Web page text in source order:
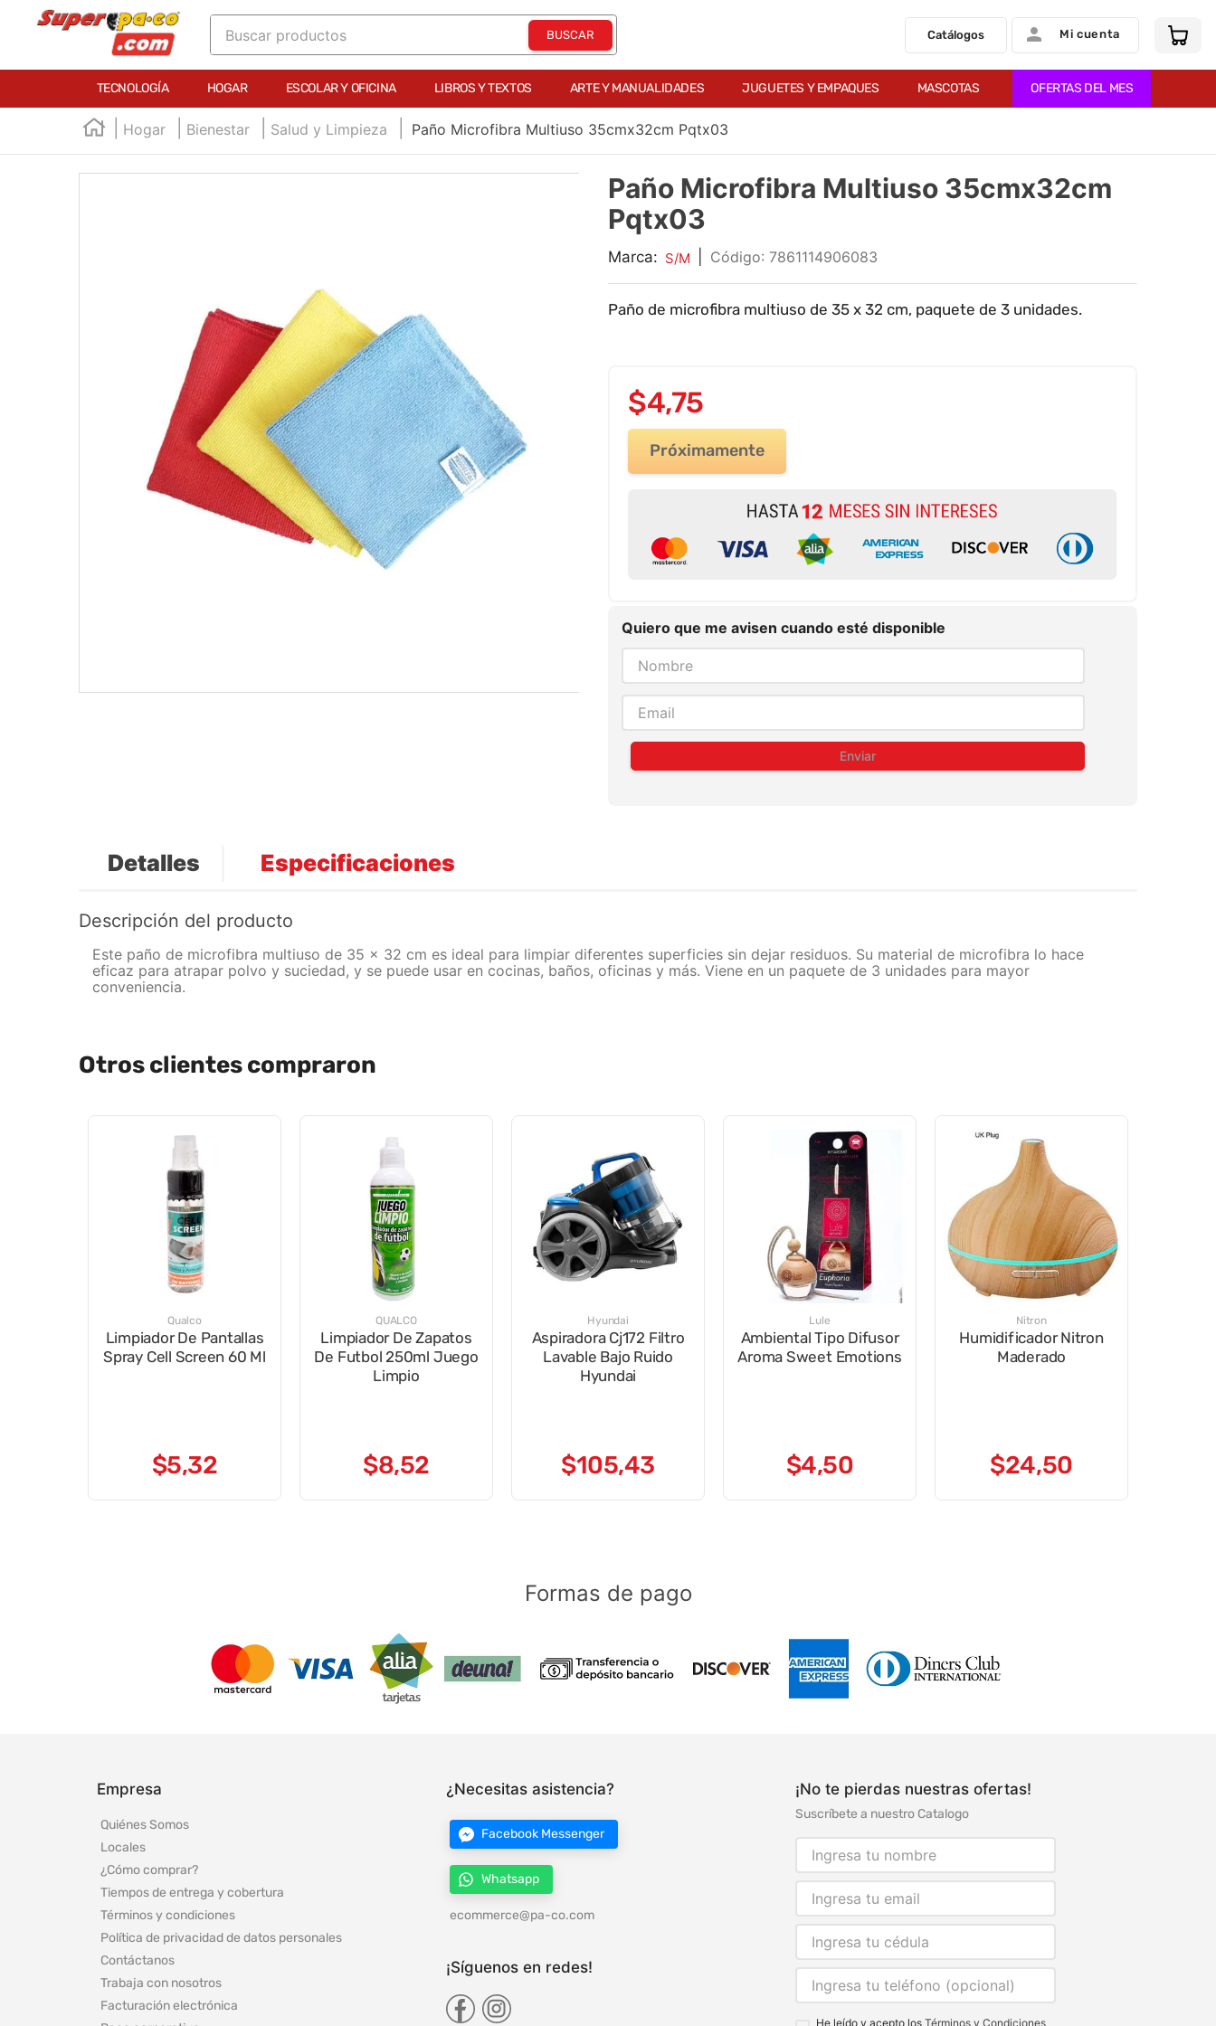
Buscar productos
Catálogos Mi cuenta
TECNOLOGÍA HOGAR ESCOLAR Y OFICINA LIBROS Y TEXTOS ARTE Y MANUALIDADES JUGUETES Y EMPAQUES MASCOTAS OFERTAS DEL MES
Hogar Bienestar Salud y Limpieza Paño Microfibra Multiuso 35cmx32cm Pqtx03
Paño Microfibra Multiuso 35cmx32cm
Pqtx03
Marca: S/M : 7861114906083
Paño de microfibra multiuso de 35 x 32 cm, paquete de 3 unidades.
$4,75
Próximamente
Quiero que me avisen cuando esté disponible
Enviar
Detalles Especificaciones
Descripción del producto
Este paño de microfibra multiuso de 35 x 32 cm es ideal para limpiar diferentes superficies sin dejar residuos. Su material de microfibra lo hace
eficaz para atrapar polvo y suciedad, y se puede usar en cocinas, baños, oficinas y más. Viene en un paquete de 3 unidades para mayor
conveniencia.
Otros clientes compraron
Qualco
Limpiador De Pantallas
Spray Cell Screen 60 Ml
$5,32
QUALCO
Limpiador De Zapatos
De Futbol 250ml Juego
Limpio
$8,52
Hyundai
Aspiradora Cj172 Filtro
Lavable Bajo Ruido
Hyundai
$105,43
Lule
Ambiental Tipo Difusor
Aroma Sweet Emotions
$4,50
Nitron
Humidificador Nitron
Maderado
$24,50
Formas de pago
Empresa
Quiénes Somos
Locales
¿Cómo comprar?
Tiempos de entrega y cobertura
Términos y condiciones
Política de privacidad de datos personales
Contáctanos
Trabaja con nosotros
Facturación electrónica
¿Necesitas asistencia?
Facebook Messenger
Whatsapp
ecommerce@pa-co.com
¡Síguenos en redes!
¡No te pierdas nuestras ofertas!
Suscríbete a nuestro Catalogo
He leído y acepto losTérminos y Condiciones
TÉRMINOS MÁS BUSCADOS
2.
marcador e300
8.
teclado
9
impresora
10. calculadora